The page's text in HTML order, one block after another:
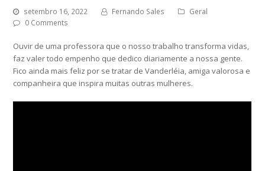
setembro 16, 2022 Fernando Sales
Geral
0 Comments
Ouvir de uma professora que o nosso trabalho transforma vidas,
faz valer todo empenho que dedico diariamente a nossa gente.
Fico ainda mais feliz por se tratar de Vanderléia, amiga valorosa e
companheira que inspira muitas outras mulheres.